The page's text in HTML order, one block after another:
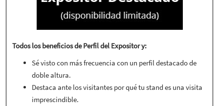
Todos los beneficios de Perfil del Expositor y:
Sé visto con más frecuencia con un perfil destacado de
doble altura.
Destaca ante los visitantes por qué tu stand es una visita
imprescindible.